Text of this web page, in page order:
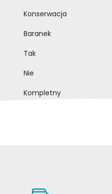
Konserwacja
Baranek
Tak
Nie
Kompletny
ha più avuto problemi di